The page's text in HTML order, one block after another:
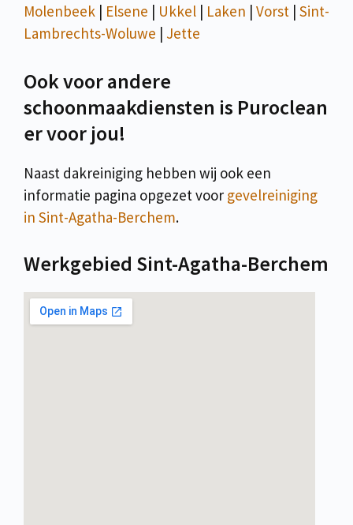
Molenbeek | Elsene | Ukkel | Laken | Vorst | Sint-
Lambrechts-Woluwe | Jette
Ook voor andere
schoonmaakdiensten is Puroclean
er voor jou!
Naast dakreiniging hebben wij ook een
informatie pagina opgezet voor gevelreiniging
in Sint-Agatha-Berchem.
Werkgebied Sint-Agatha-Berchem